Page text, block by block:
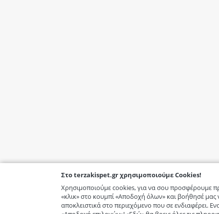
Στο terzakispet.gr χρησιμοποιούμε Cookies!
Χρησιμοποιούμε cookies, για να σου προσφέρουμε
«κλικ» στο κουμπί «Αποδοχή όλων» και βοήθησέ
αποκλειστικά στο περιεχόμενο που σε ενδιαφέρει.